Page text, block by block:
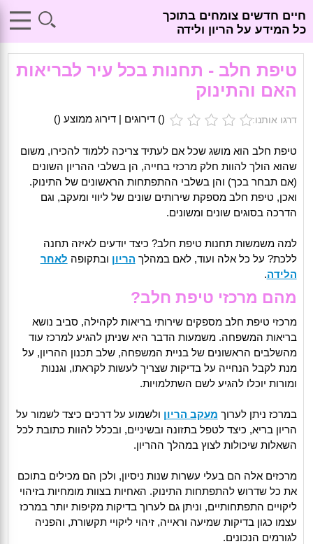
חיים חדשים צומחים בתוכך
כל המידע על הריון ולידה
טיפת חלב - תחנות בכל עיר לבריאות
האם והתינוק
דרגו אותנו: () דירוגים | דירוג ממוצע ()
טיפת חלב הוא מושג שכל אם לעתיד צריכה ללמוד להכירו, משום
שהוא הולך להוות חלק מרכזי בחייה, הן בשלבי ההריון השונים
(אם תבחר בכך) והן בשלבי ההתפתחות הראשונים של התינוק.
ואכן, טיפת חלב מספקת שירותים שונים של ליווי ומעקב, וגם
הדרכה בסוגים שונים ומשונים.
למה משמשות תחנות טיפת חלב? כיצד יודעים לאיזה תחנה
ללכת? על כל אלה ועוד, לאם במהלך הריון ובתקופה לאחר
הלידה.
מהם מרכזי טיפת חלב?
מרכזי טיפת חלב מספקים שירותי בריאות לקהילה, סביב נושא
בריאות המשפחה. משמעות הדבר היא שניתן להגיע למרכז עוד
מהשלבים הראשונים של בניית המשפחה, שלב תכנון ההריון, על
מנת לקבל הנחייה על בדיקות שצריך לעשות לקראתו, וגננות
ומורות יוכלו להגיע לשם השתלמויות.
במרכז ניתן לערוך מעקב הריון ולשמוע על דרכים כיצד לשמור על
הריון בריא, כיצד לטפל בתזונה ובשיניים, ובכלל להוות כתובת לכל
השאלות שיכולות לצוץ במהלך ההריון.
מרכזים אלה הם בעלי עשרות שנות ניסיון, ולכן הם מכילים בתוכם
את כל שדרוש להתפתחות התינוק. האחיות בצוות מומחיות בזיהוי
ליקויים התפתחותיים, וניתן גם לערוך בדיקות מקיפות יותר במרכז
עצמו כגון בדיקות שמיעה וראייה, זיהוי ליקויי תקשורת, והפניה
לגורמים הנכונים.